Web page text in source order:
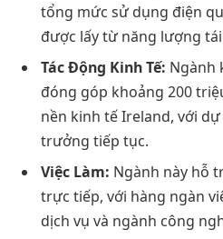
tổng mức sử dụng điện
được lấy từ năng lượng
Tác Động Kinh Tế: Ngành
đóng góp khoảng 200
nền kinh tế Ireland, với
trưởng tiếp tục.
Việc Làm: Ngành này hỗ
trực tiếp, với hàng ngàn
dịch vụ và ngành công